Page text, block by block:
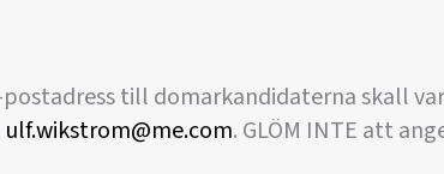
till domarkandidaterna skall
ulf.wikstrom@me.com. GLÖM INTE att